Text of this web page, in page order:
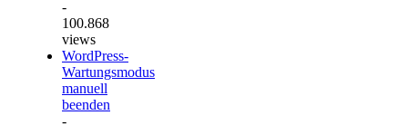
-
100.868
views
WordPress-
Wartungsmodus
manuell
beenden
-